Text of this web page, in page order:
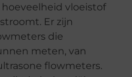
vloeistof
Er zijn
die
meten, van
flowmeters.